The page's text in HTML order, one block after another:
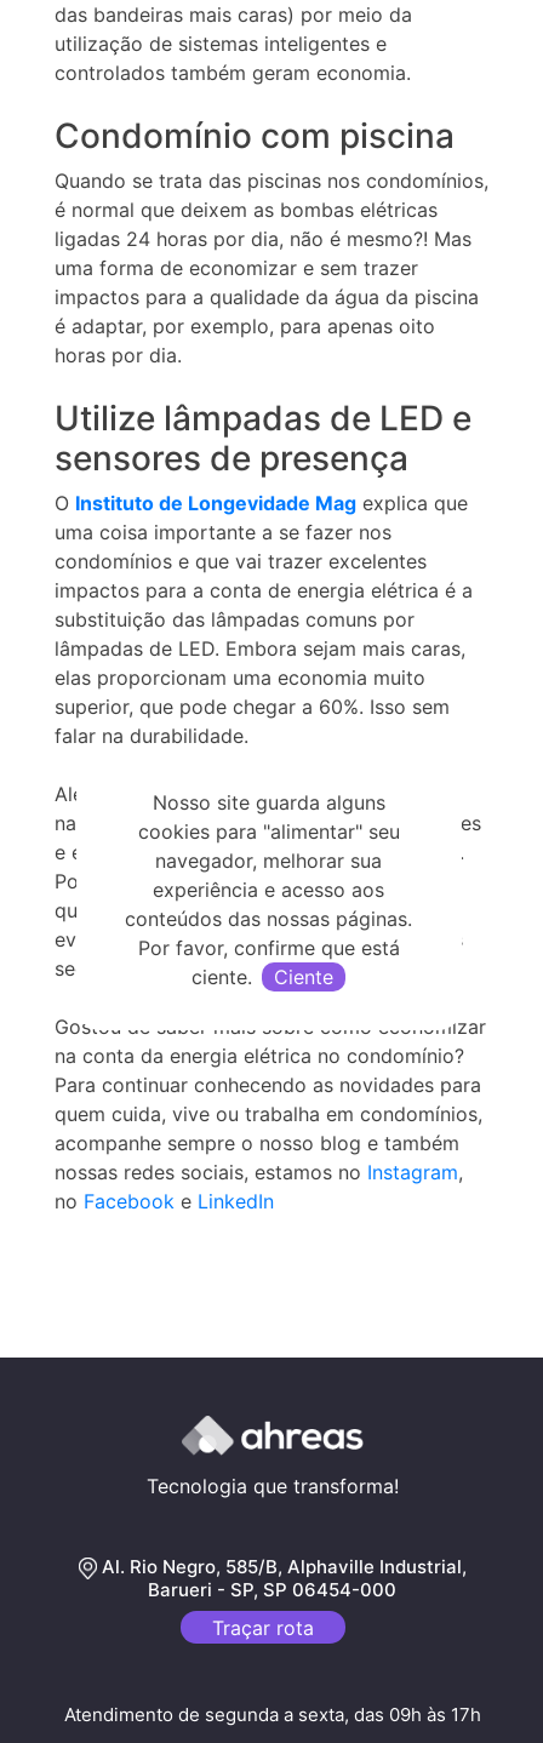
Nosso site guarda alguns
cookies para "alimentar" seu
navegador, melhorar sua
experiência e acesso aos
conteúdos das nossas páginas.
Por favor, confirme que está
ciente.
Ciente
das bandeiras mais caras) por meio da
utilização de sistemas inteligentes e
controlados também geram economia.
Condomínio com piscina
Quando se trata das piscinas nos condomínios,
é normal que deixem as bombas elétricas
ligadas 24 horas por dia, não é mesmo?! Mas
uma forma de economizar e sem trazer
impactos para a qualidade da água da piscina
é adaptar, por exemplo, para apenas oito
horas por dia.
Utilize lâmpadas de LED e
sensores de presença
O Instituto de Longevidade Magexplica que
uma coisa importante a se fazer nos
condomínios e que vai trazer excelentes
impactos para a conta de energia elétrica é a
substituição das lâmpadas comuns por
lâmpadas de LED. Embora sejam mais caras,
elas proporcionam uma economia muito
superior, que pode chegar a 60%. Isso sem
falar na durabilidade.
Além disso, instalar sensores de movimento
nas áreas comuns, como garagem, corredores
e escadas, também traz diversos benefícios.
Por quê? Porque as lâmpadas só acenderão
quando houver circulação de pessoas,
evitando que permaneçam acesas por horas
seguidas
Gostou de saber mais sobre como economizar
na conta da energia elétrica no condomínio?
Para continuar conhecendo as novidades para
quem cuida, vive ou trabalha em condomínios,
acompanhe sempre o nosso blog e também
nossas redes sociais, estamos no Instagram,
no Facebooke LinkedIn
Tecnologia que transforma!
Al. Rio Negro, 585/B, Alphaville Industrial,
Barueri - SP, SP 06454-000
Traçar rota
Atendimento de segunda a sexta, das 09h às 17h